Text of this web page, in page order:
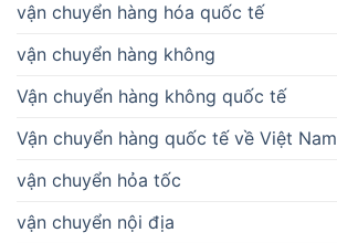
vận chuyển hàng hóa quốc tế
vận chuyển hàng không
Vận chuyển hàng không quốc tế
Vận chuyển hàng quốc tế về Việt Nam
vận chuyển hỏa tốc
vận chuyển nội địa